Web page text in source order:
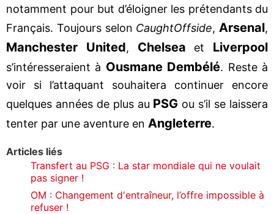
notamment pour but d’éloigner les prétendants du
Français. Toujours selon CaughtOffside, Arsenal,
Manchester United, Chelsea et Liverpool
s’intéresseraient à Ousmane Dembélé. Reste à
voir si l’attaquant souhaitera continuer encore
quelques années de plus au PSG ou s’il se laissera
tenter par une aventure en Angleterre.
Articles liés
Transfert au PSG : La star mondiale qui ne voulait
pas signer !
OM : Changement d'entraîneur, l’offre impossible à
refuser !